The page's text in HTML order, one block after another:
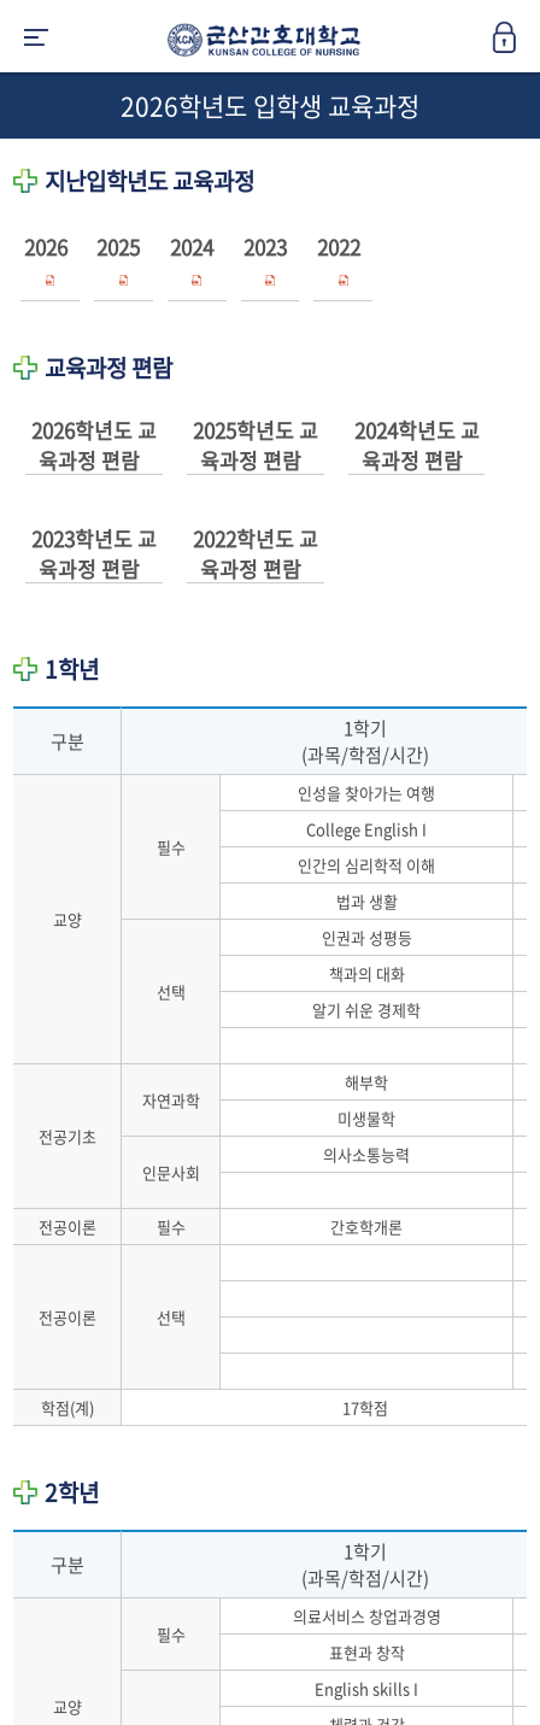
2026학년도 입학생 교육과정
지난입학년도 교육과정
2026 2025 2024 2023 2022
교육과정 편람
2026학년도 교
육과정 편람
2025학년도 교
육과정 편람
2024학년도 교
육과정 편람
2023학년도 교
육과정 편람
2022학년도 교
육과정 편람
1학년
구분
1학기
(과목/학점/시간)
교양
필수
인성을 찾아가는 여행
College English I
인간의 심리학적 이해
법과 생활
선택
인권과 성평등
책과의 대화
알기 쉬운 경제학
전공기초
자연과학
해부학
미생물학
인문사회
의사소통능력
전공이론 필수 간호학개론
전공이론 선택
학점(계) 17학점
2학년
구분
1학기
(과목/학점/시간)
교양
필수
의료서비스 창업과경영
표현과 창작
English skills I